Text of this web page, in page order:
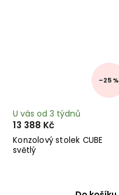
–25 %
Konzolový stolek CUBE
světlý
U vás od 3 týdnů
13 388 Kč